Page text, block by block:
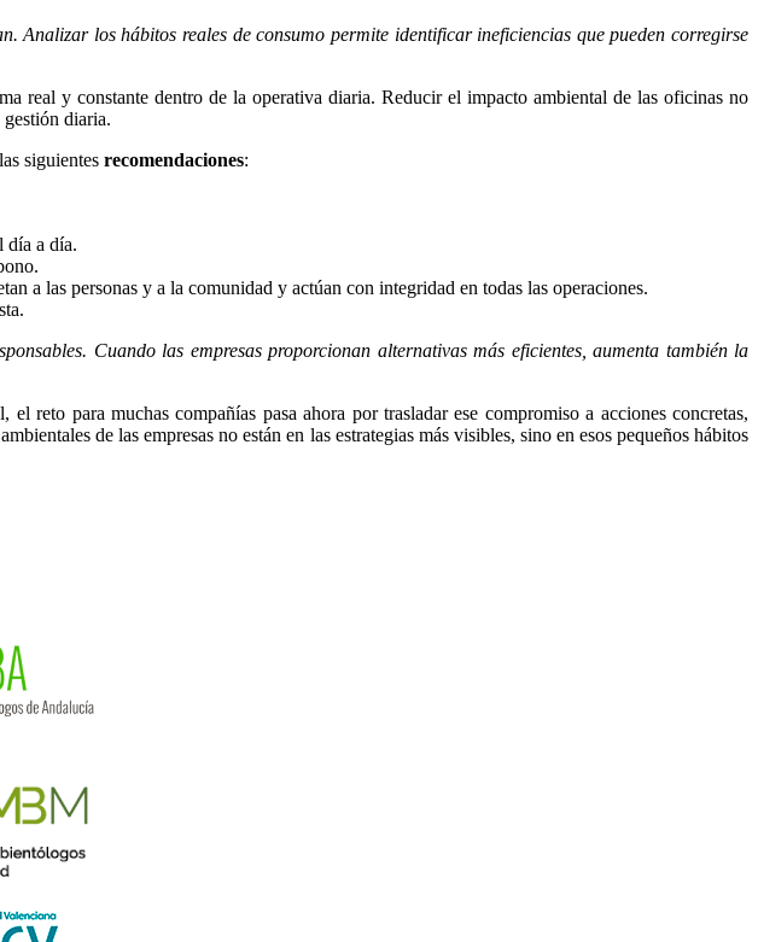
Analizar los hábitos reales de consumo permite identificar ineficiencias que pueden corregirse
real y constante dentro de la operativa diaria. Reducir el impacto ambiental de las oficinas no
diaria.
siguientes recomendaciones:
día a día.
a las personas y a la comunidad y actúan con integridad en todas las operaciones.
Cuando las empresas proporcionan alternativas más eficientes, aumenta también la
reto para muchas compañías pasa ahora por trasladar ese compromiso a acciones concretas,
de las empresas no están en las estrategias más visibles, sino en esos pequeños hábitos